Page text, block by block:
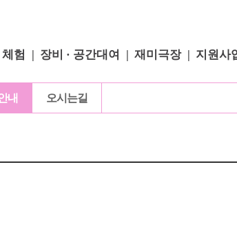
체험 장비 · 공간대여 재미극장 지원사
내 오시는길